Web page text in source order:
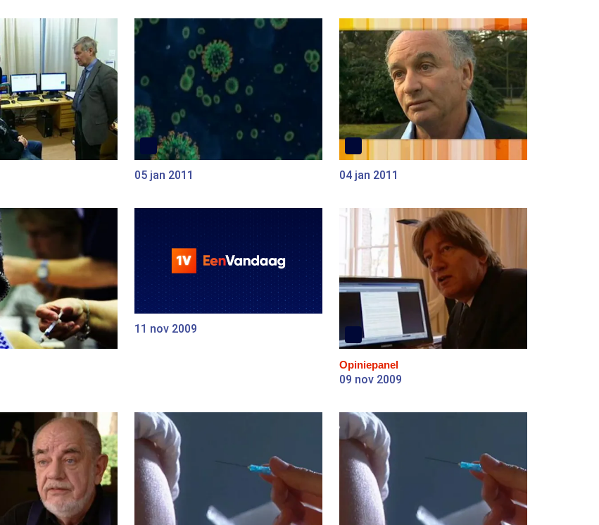
05 jan 2011 04 jan 2011
11 nov 2009
Opiniepanel
09 nov 2009